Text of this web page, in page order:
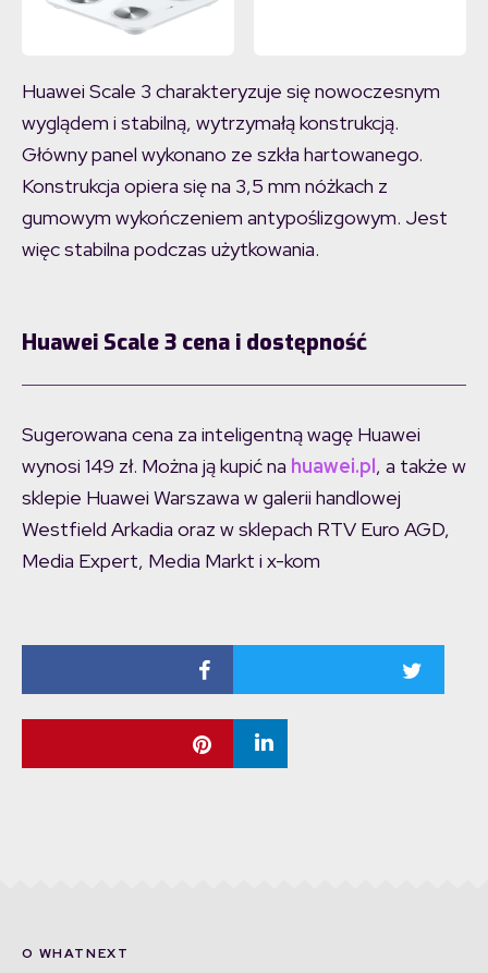
Huawei Scale 3 charakteryzuje się nowoczesnym
wyglądem i stabilną, wytrzymałą konstrukcją.
Główny panel wykonano ze szkła hartowanego.
Konstrukcja opiera się na 3,5 mm nóżkach z
gumowym wykończeniem antypoślizgowym. Jest
więc stabilna podczas użytkowania.
Huawei Scale 3 cena i dostępność
Sugerowana cena za inteligentną wagę Huawei
wynosi 149 zł. Można ją kupić na huawei.pl, a także w
sklepie Huawei Warszawa w galerii handlowej
Westfield Arkadia oraz w sklepach RTV Euro AGD,
Media Expert, Media Markt i x-kom
O WHATNEXT